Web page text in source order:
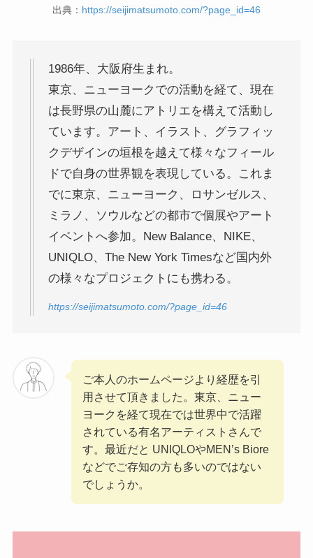
出典： https://seijimatsumoto.com/?page_id=46
1986年、大阪府生まれ。
東京、ニューヨークでの活動を経て、現在
は長野県の山麓にアトリエを構えて活動し
ています。アート、イラスト、グラフィッ
クデザインの垣根を越えて様々なフィール
ドで自身の世界観を表現している。これま
でに東京、ニューヨーク、ロサンゼルス、
ミラノ、ソウルなどの都市で個展やアート
イベントへ参加。New Balance、NIKE、
UNIQLO、The New York Timesなど国内外
の様々なプロジェクトにも携わる。
https://seijimatsumoto.com/?page_id=46
ご本人のホームページより経歴を引
用させて頂きました。東京、ニュー
ヨークを経て現在では世界中で活躍
されている有名アーティストさんで
す。最近だと UNIQLOやMEN’s Biore
などでご存知の方も多いのではない
でしょうか。